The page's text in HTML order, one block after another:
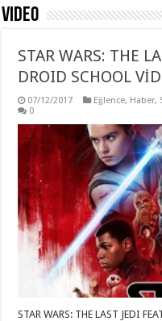
Video
STAR WARS: THE
DROID SCHOOL
07/12/2017 Eğlence, Haber,
0
STAR WARS: THE LAST JEDI